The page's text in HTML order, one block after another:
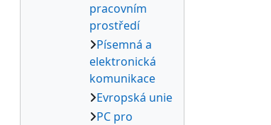
pracovním
prostředí
Písemná a
elektronická
komunikace
Evropská unie
PC pro